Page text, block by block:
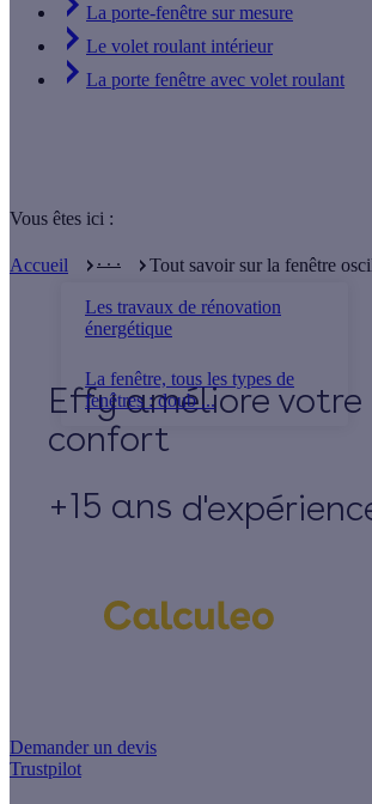
La porte-fenêtre sur mesure
Le volet roulant intérieur
La porte fenêtre avec volet roulant
Vous êtes ici :
Accueil . . .
Les travaux de rénovation
énergétique
La fenêtre, tous les types de
fenêtres : doub ...
Tout savoir sur la fenêtre
Effy
+15 ans
Demander un devis
Trustpilot